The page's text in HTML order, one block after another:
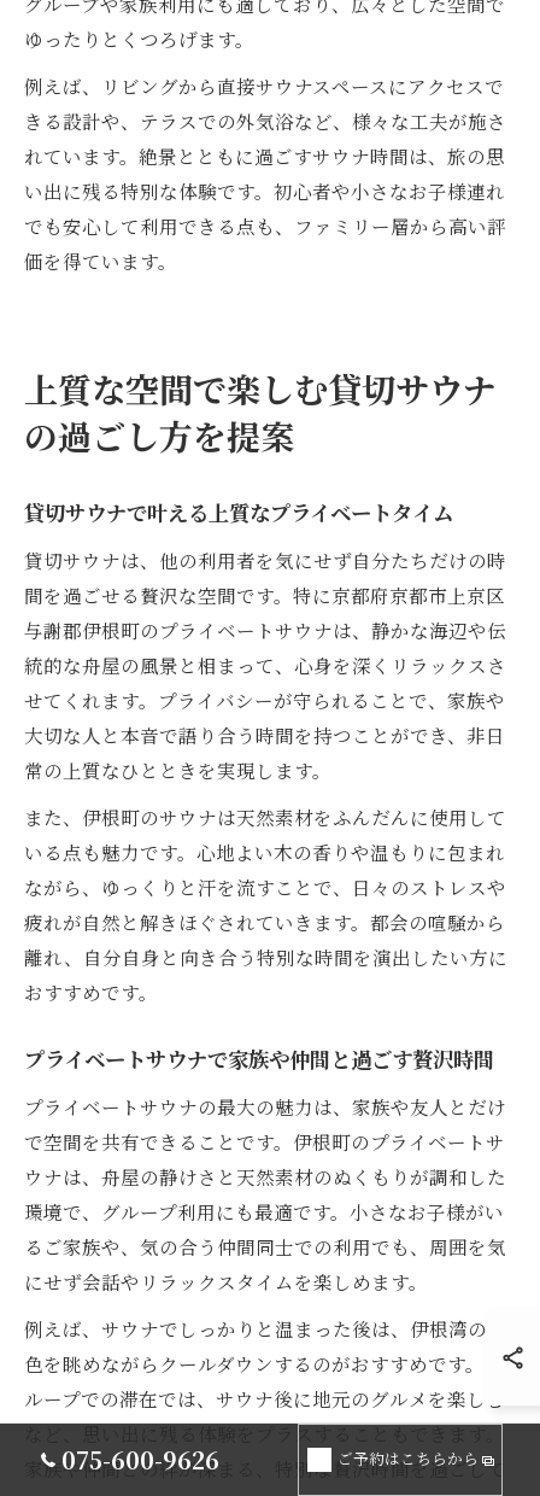
ゆったりとくつろげます。
例えば、リビングから直接サウナスペースにアクセスで
きる設計や、テラスでの外気浴など、様々な工夫が施さ
れています。絶景とともに過ごすサウナ時間は、旅の思
い出に残る特別な体験です。初心者や小さなお子様連れ
でも安心して利用できる点も、ファミリー層から高い評
価を得ています。
上質な空間で楽しむ貸切サウナ
の過ごし方を提案
貸切サウナで叶える上質なプライベートタイム
貸切サウナは、他の利用者を気にせず自分たちだけの時
間を過ごせる贅沢な空間です。特に京都府京都市上京区
与謝郡伊根町のプライベートサウナは、静かな海辺や伝
統的な舟屋の風景と相まって、心身を深くリラックスさ
せてくれます。プライバシーが守られることで、家族や
大切な人と本音で語り合う時間を持つことができ、非日
常の上質なひとときを実現します。
また、伊根町のサウナは天然素材をふんだんに使用して
いる点も魅力です。心地よい木の香りや温もりに包まれ
ながら、ゆっくりと汗を流すことで、日々のストレスや
疲れが自然と解きほぐされていきます。都会の喧騒から
離れ、自分自身と向き合う特別な時間を演出したい方に
おすすめです。
プライベートサウナで家族や仲間と過ごす贅沢時間
プライベートサウナの最大の魅力は、家族や友人とだけ
で空間を共有できることです。伊根町のプライベートサ
ウナは、舟屋の静けさと天然素材のぬくもりが調和した
環境で、グループ利用にも最適です。小さなお子様がい
るご家族や、気の合う仲間同士での利用でも、周囲を気
にせず会話やリラックスタイムを楽しめます。
例えば、サウナでしっかりと温まった後は、伊根湾の景
色を眺めながらクールダウンするのがおすすめです。グ
ループでの滞在では、サウナ後に地元のグルメを楽しむ
など、思い出に残る体験をプラスすることもできます。
家族や仲間との絆が深まる、特別な贅沢時間を過ごして
075-600-9626 ご予約はこちらから